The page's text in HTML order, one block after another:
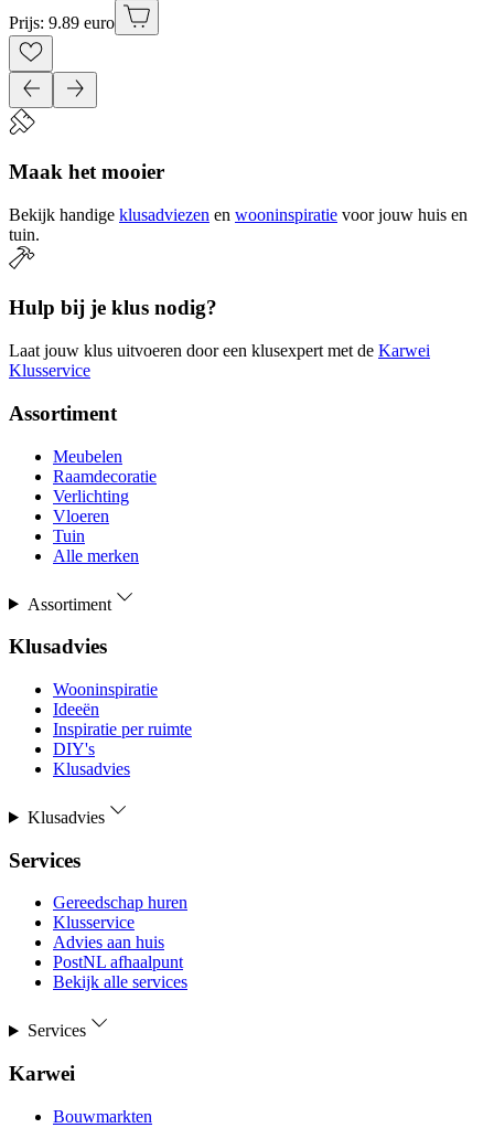
Prijs: 9.89 euro
Maak het mooier
Bekijk handige klusadviezen en wooninspiratie voor jouw huis en
tuin.
Hulp bij je klus nodig?
Laat jouw klus uitvoeren door een klusexpert met de Karwei
Klusservice
Assortiment
Meubelen
Raamdecoratie
Verlichting
Vloeren
Tuin
Alle merken
Assortiment
Klusadvies
Wooninspiratie
Ideeën
Inspiratie per ruimte
DIY's
Klusadvies
Klusadvies
Services
Gereedschap huren
Klusservice
Advies aan huis
PostNL afhaalpunt
Bekijk alle services
Services
Karwei
Bouwmarkten